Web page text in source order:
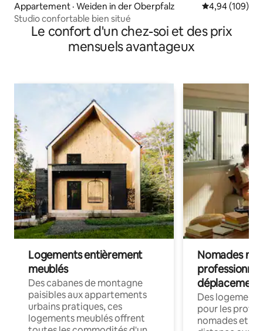
Appartement · Weiden in der Oberpfalz Note
4,94 (109)
Studio confortable bien situé
Le confort d'un chez-soi et des prix
mensuels avantageux
Logements entièrement
meublés
Des cabanes de montagne
paisibles aux appartements
urbains pratiques, ces
logements meublés offrent
Nomades
déplacement
Des
pour les
nomades et